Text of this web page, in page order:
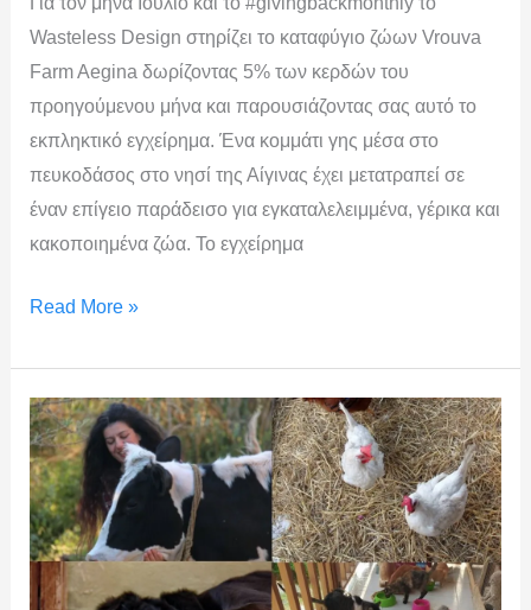
Wasteless Design στηρίζει το καταφύγιο ζώων Vrouva
Farm Aegina δωρίζοντας 5% των κερδών του
προηγούμενου μήνα και παρουσιάζοντας σας αυτό το
εκπληκτικό εγχείρημα. Ένα κομμάτι γης μέσα στο
πευκοδάσος στο νησί της Αίγινας έχει μετατραπεί σε
έναν επίγειο παράδεισο για εγκαταλελειμμένα, γέρικα και
κακοποιημένα ζώα. Το εγχείρημα
Read More »
Giving
Back
Monthly
Ιούνιος
2021
–